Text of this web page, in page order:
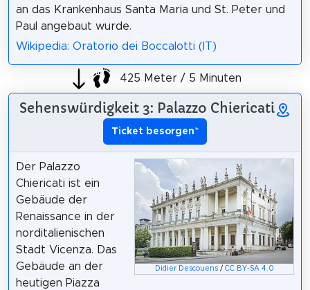
an das Krankenhaus Santa Maria und St. Peter und
Paul angebaut wurde.
Wikipedia: Oratorio dei Boccalotti (IT)
425 Meter / 5 Minuten
Sehenswürdigkeit 3: Palazzo Chiericati
Ticket besorgen*
Didier Descouens/ CC BY-SA 4.0
Der Palazzo
Chiericati ist ein
Gebäude der
Renaissance in der
norditalienischen
Stadt Vicenza. Das
Gebäude an der
heutigen Piazza